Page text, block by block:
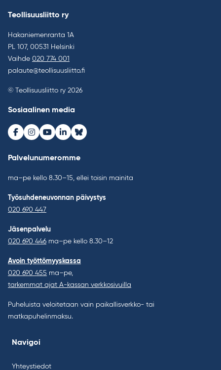
Teollisuusliitto ry
Hakaniemenranta 1A
PL 107, 00531 Helsinki
Vaihde 020 774 001
palaute@teollisuusliitto.fi
© Teollisuusliitto ry 2026
Sosiaalinen media
Facebook
Instagram
Youtube
LinkedInBluesky
Palvelunumeromme
ma–pe kello 8.30–15, ellei toisin mainita
Työsuhdeneuvonnan päivystys
020 690 447
Jäsenpalvelu
020 690 446 ma–pe kello 8.30–12
Avoin työttömyyskassa
020 690 455 ma–pe,
tarkemmat ajat A-kassan verkkosivuilla
Puheluista veloitetaan vain paikallisverkko- tai
matkapuhelinmaksu.
Navigoi
Yhteystiedot